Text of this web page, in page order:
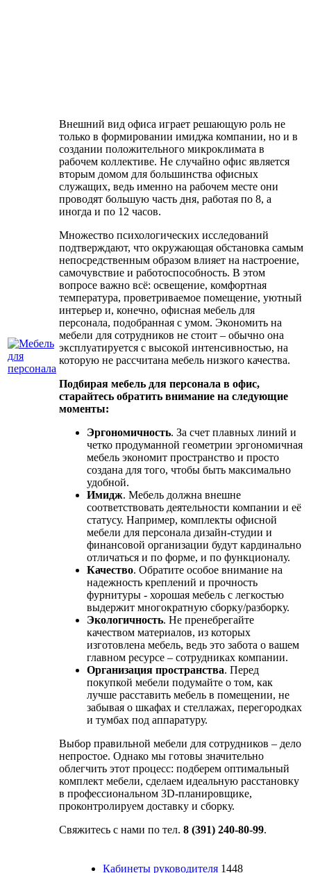
Внешний вид офиса играет решающую роль не
только в формировании имиджа компании, но и в
создании положительного микроклимата в
рабочем коллективе. Не случайно офис является
вторым домом для большинства офисных
служащих, ведь именно на рабочем месте они
проводят большую часть дня, работая по 8, а
иногда и по 12 часов.
Множество психологических исследований
подтверждают, что окружающая обстановка самым
непосредственным образом влияет на настроение,
самочувствие и работоспособность. В этом
вопросе важно всё: освещение, комфортная
температура, проветриваемое помещение, уютный
интерьер и, конечно, офисная мебель для
персонала, подобранная с умом. Экономить на
мебели для сотрудников не стоит – обычно она
эксплуатируется с высокой интенсивностью, на
которую не рассчитана мебель низкого качества.
Подбирая мебель для персонала в офис,
старайтесь обратить внимание на следующие
моменты:
Эргономичность. За счет плавных линий и
четко продуманной геометрии эргономичная
мебель экономит пространство и просто
создана для того, чтобы быть максимально
удобной.
Имидж. Мебель должна внешне
соответствовать деятельности компании и её
статусу. Например, комплекты офисной
мебели для персонала дизайн-студии и
финансовой организации будут кардинально
отличаться и по форме, и по функционалу.
Качество. Обратите особое внимание на
надежность креплений и прочность
фурнитуры - хорошая мебель с легкостью
выдержит многократную сборку/разборку.
Экологичность. Не пренебрегайте
качеством материалов, из которых
изготовлена мебель, ведь это забота о вашем
главном ресурсе – сотрудниках компании.
Организация пространства. Перед
покупкой мебели подумайте о том, как
лучше расставить мебель в помещении, не
забывая о шкафах и стеллажах, перегородках
и тумбах под аппаратуру.
Выбор правильной мебели для сотрудников – дело
непростое. Однако мы готовы значительно
облегчить этот процесс: подберем оптимальный
комплект мебели, сделаем идеальную расстановку
в профессиональном 3D-планировщике,
проконтролируем доставку и сборку.
Свяжитесь с нами по тел. 8 (391) 240-80-99.
Кабинеты руководителя 1448